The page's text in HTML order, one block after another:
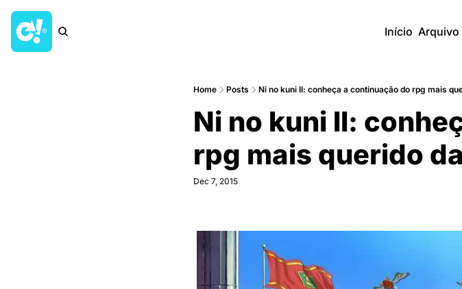
Início Arquivo
Home Posts Ni no kuni II: conheça a continuação do rpg mais
Ni no kuni II:
rpg mais querido
Dec 7, 2015